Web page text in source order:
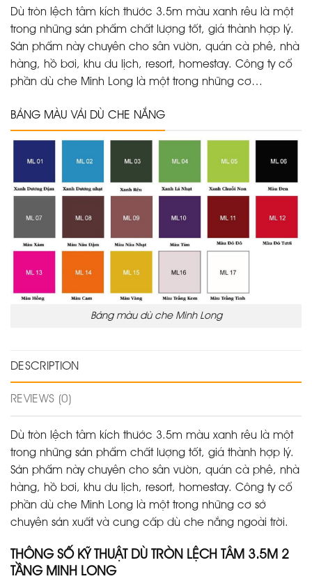
Dù tròn lệch tâm kích thước 3.5m màu xanh rêu là một
trong những sản phẩm chất lượng tốt, giá thành hợp lý.
Sản phẩm này chuyên cho sân vườn, quán cà phê, nhà
hàng, hồ bơi, khu du lịch, resort, homestay. Công ty cổ
phần dù che Minh Long là một trong những cơ…
BẢNG MÀU VẢI DÙ CHE NẮNG
Bảng màu dù che Minh Long
DESCRIPTION
REVIEWS (0)
Dù tròn lệch tâm kích thước 3.5m màu xanh rêu là một
trong những sản phẩm chất lượng tốt, giá thành hợp lý.
Sản phẩm này chuyên cho sân vườn, quán cà phê, nhà
hàng, hồ bơi, khu du lịch, resort, homestay. Công ty cổ
phần dù che Minh Long là một trong những cơ sở
chuyên sản xuất và cung cấp dù che nắng ngoài trời.
THÔNG SỐ KỸ THUẬT DÙ TRÒN LỆCH TÂM 3.5M 2
TẦNG MINH LONG